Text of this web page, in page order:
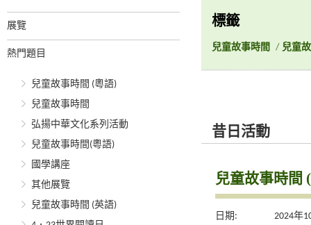
展覽
熱門題目
兒童故事時間 (粵語)
兒童故事時間
弘揚中華文化系列活動
兒童故事時間(粵語)
國學講座
其他展覽
兒童故事時間 (英語)
標籤
兒童故事時間 / 兒童
昔日活動
兒童故事時間
日期:
2024年